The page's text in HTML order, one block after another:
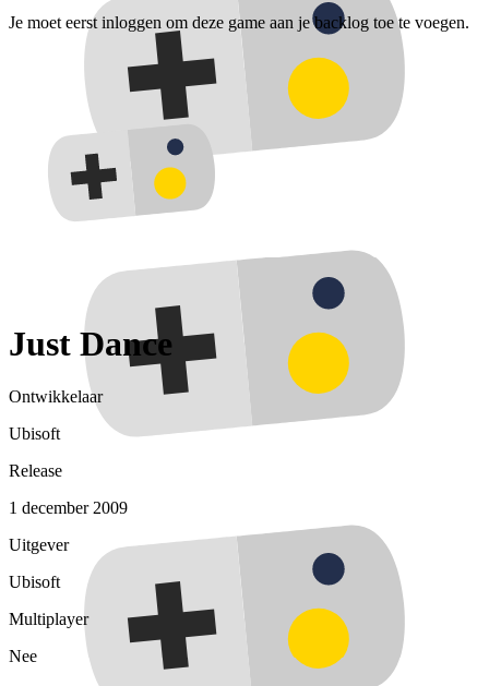
Je moet eerst inloggen om deze game aan je backlog toe te voegen.
Just Dance
Ontwikkelaar
Ubisoft
Release
1 december 2009
Uitgever
Ubisoft
Multiplayer
Nee